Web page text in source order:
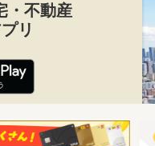
・不動産
リ